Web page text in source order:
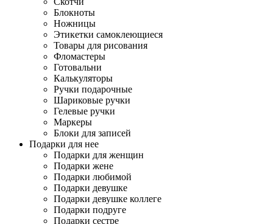
Блокноты
Ножницы
Этикетки самоклеющиеся
Товары для рисования
Фломастеры
Готовальни
Калькуляторы
Ручки подарочные
Шариковые ручки
Гелевые ручки
Маркеры
Блоки для записей
Подарки для нее
Подарки для женщин
Подарки жене
Подарки любимой
Подарки девушке
Подарки девушке коллеге
Подарки подруге
Подарки сестре